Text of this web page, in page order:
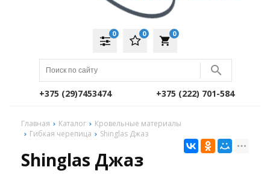
local_grocery_store
0
0
0
+375 (29)7453474 +375 (222) 701-584
Главная Каталог
Кровельные материалы
Гибкая черепица
Shinglas Джаз
Shinglas Джаз